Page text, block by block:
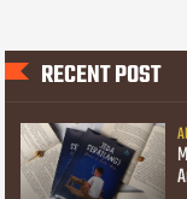
RECENT POST